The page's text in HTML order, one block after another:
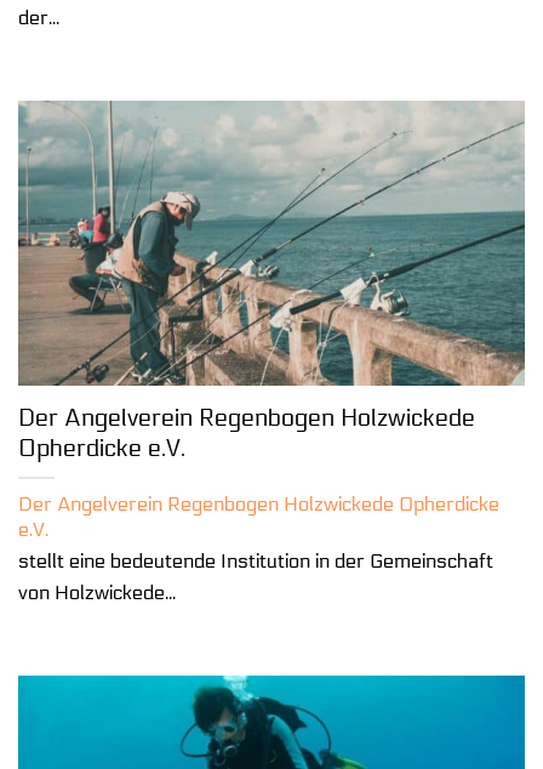
der...
Der Angelverein Regenbogen Holzwickede
Opherdicke e.V.
Der Angelverein Regenbogen Holzwickede Opherdicke
e.V.
stellt eine bedeutende Institution in der Gemeinschaft
von Holzwickede...